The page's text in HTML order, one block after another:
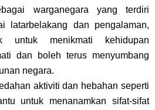
warganegara yang terdiri
latarbelakang dan pengalaman,
untuk menikmati kehidupan
dan boleh terus menyumbang
negara.
aktiviti dan hebahan seperti
untuk menanamkan sifat-sifat